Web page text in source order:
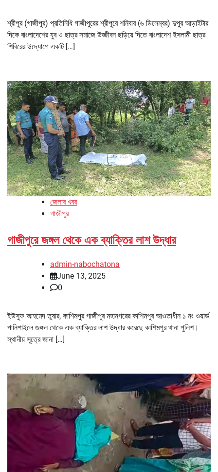
শ্রীপুর (গাজীপুর) প্রতিনিধি গাজীপুরের শ্রীপুরে শনিবার (৬ ডিসেম্বর) দুপুর আড়াইটার
দিকে বাংলাদেশের যুব ও ছাত্র সমাজে উজ্জীবন ছড়িয়ে দিতে বাংলাদেশ ইসলামী ছাত্র
শিবিরের উদ্যোগে একটি […]
জেলার খবর
গাজীপুর
গাজীপুরে জঙ্গল থেকে এক ব্যাক্তির লাশ উদ্ধার
admin-nabochatona
June 13, 2025
0
ইউসুফ আহমেদ তুষার, কাশিমপুর গাজীপুর মহানগরের কাশিমপুর আওতাধীন ১ নং ওয়ার্ড
পানিশাইলে জঙ্গল থেকে এক ব্যাক্তির লাশ উদ্ধার করেছে কাশিমপুর থানা পুলিশ।
স্থানীয় সূত্রে জানা […]